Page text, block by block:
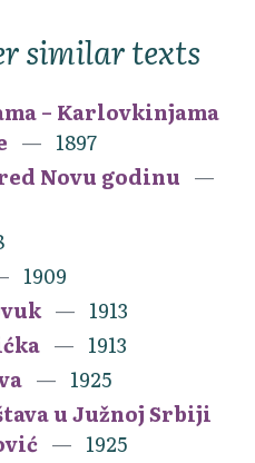
similar texts
– Karlovkinjama
1897
Novu godinu
1909
1913
1913
1925
u Južnoj Srbiji
1925